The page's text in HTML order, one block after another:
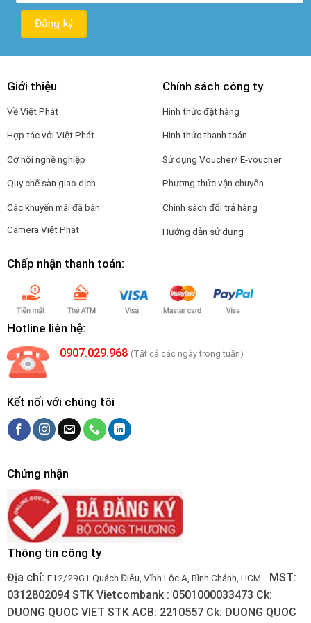
Giới thiệu
Về Việt Phát
Hợp tác với Việt Phát
Cơ hội nghề nghiệp
Quy chế sàn giao dịch
Các khuyến mãi đã bán
Camera Việt Phát
Chính sách công ty
Hình thức đặt hàng
Hình thức thanh toán
Sử dụng Voucher/ E-voucher
Phương thức vận chuyên
Chính sách đổi trả hàng
Hướng dẫn sử dụng
Chấp nhận thanh toán:
Hotline liên hệ:
0907.029.968 (Tất cả các ngày trong tuần)
Kết nối với chúng tôi
Chứng nhận
Thông tin công ty
Địa chỉ: E12/29G1 Quách Điêu, Vĩnh Lộc A, Bình Chánh, HCM
MST:
0312802094 STK Vietcombank : 0501000033473 Ck:
DUONG QUOC VIET STK ACB: 2210557 Ck: DUONG QUOC